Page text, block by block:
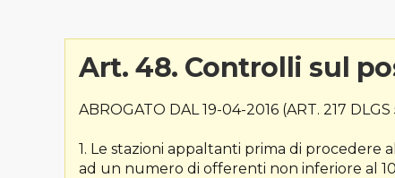
Art. 48. Controlli sul
ABROGATO DAL 19-04-2016 (ART. 217 DLGS
1. Le stazioni appaltanti prima di
ad un numero di offerenti non inferiore al